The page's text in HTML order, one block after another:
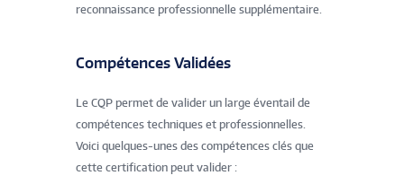
reconnaissance professionnelle supplémentaire.
Compétences Validées
Le CQP permet de valider un large éventail de
compétences techniques et professionnelles.
Voici quelques-unes des compétences clés que
cette certification peut valider :